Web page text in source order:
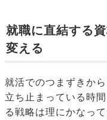
就職に直結する
変える
就活でのつまずきか
立ち止まっている時
る戦略は理にかなっ